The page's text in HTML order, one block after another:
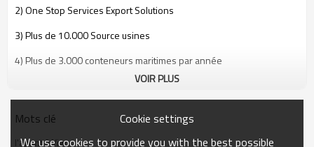
2) One Stop Services Export Solutions
3) Plus de 10.000 Source usines
4) Plus de 3.000 conteneurs maritimes par année
5) Marketing Plus de 120 pays
7) Commission abordable, faible à 1%
VOIR PLUS
Mots clé
l'agent à Yiwu
Cookie settings
We use cookies to provide you with the best possible